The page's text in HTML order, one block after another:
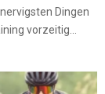
Dingen
vorzeitig...